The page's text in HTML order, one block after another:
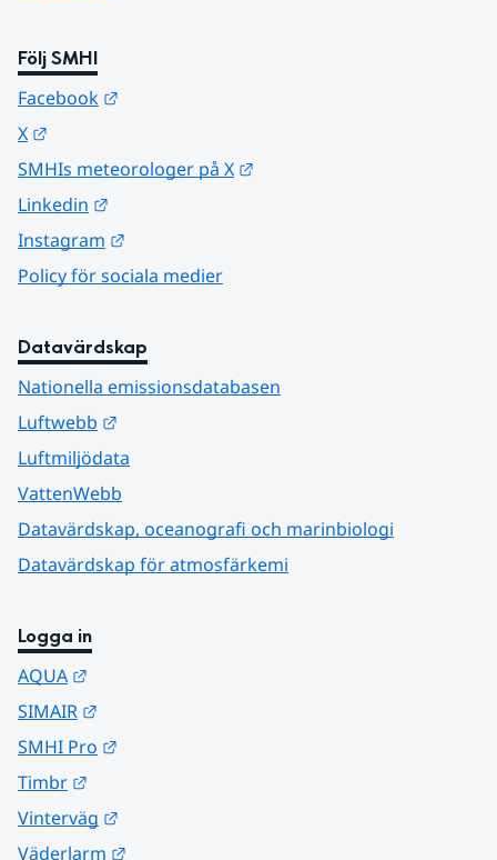
Följ SMHI
Facebook
X
SMHIs meteorologer på X
Linkedin
Instagram
Policy för sociala medier
Datavärdskap
Nationella emissionsdatabasen
Luftwebb
Luftmiljödata
VattenWebb
Datavärdskap, oceanografi och marinbiologi
Datavärdskap för atmosfärkemi
Logga in
AQUA
SIMAIR
SMHI Pro
Timbr
Vinterväg
Väderlarm